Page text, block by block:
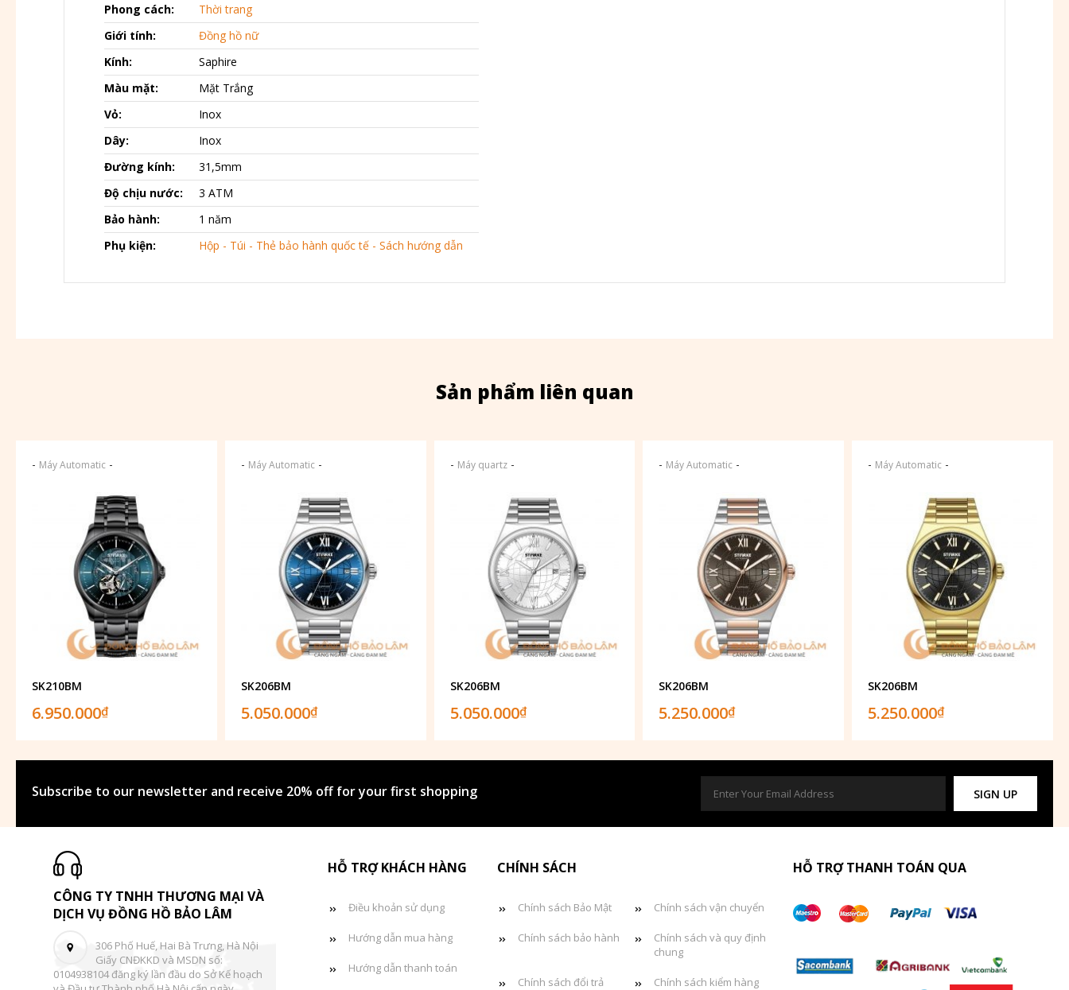
Phong cách:
Thời trang
Giới tính:
Đồng hồ nữ
Kính:
Saphire
Màu mặt:
Mặt Trắng
Vỏ:
Inox
Dây:
Inox
Đường kính:
31,5mm
Độ chịu nước:
3 ATM
Bảo hành:
1 năm
Phụ kiện:
Hộp - Túi - Thẻ bảo hành quốc tế - Sách hướng dẫn
Sản phẩm liên quan
- Máy Automatic -
SK210BM
6.950.000₫
- Máy Automatic-
SK206BM
5.050.000₫
- Máy quartz-
SK206BM
5.050.000₫
- Máy Automatic -
SK206BM
5.250.000₫
- Máy Automatic -
SK206BM
5.250.000₫
Subscribe to our newsletter and receive 20% off for your first shopping SIGN UP
CÔNG TY TNHH THƯƠNG MẠI VÀ
DỊCH VỤ ĐỒNG HỒ BẢO LÂM
306 Phố Huế, Hai Bà Trưng, Hà Nội
Giấy CNĐKKD và MSDN số:
0104938104 đăng ký lần đầu do Sở Kế hoạch
HỖ TRỢ KHÁCH HÀNG
Điều khoản sử dụng
Hướng dẫn mua hàng
Hướng dẫn thanh toán
CHÍNH SÁCH
Chính sách Bảo Mật Chính sách vận chuyển
Chính sách bảo hành
Chính sách và quy định
chung
Chính sách đổi trả Chính sách kiểm hàng
HỖ TRỢ THANH TOÁN QUA